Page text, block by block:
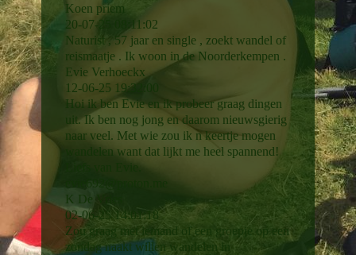
Koen priem
20-07-25
08:11:02
Naturist , 57 jaar en single , zoekt wandel of
reismaatje . Ik woon in de Noorderkempen .
Evie Verhoeckx
12-06-25 19:32:00
Hoi ik ben Evie en ik probeer graag dingen
uit. Ik ben nog jong en daarom nieuwsgierig
naar veel. Met wie zou ik n keertje mogen
wandelen want dat lijkt me heel spannend!
Liefs van Evie.
evie692@proton.me
K De Vries
02-06-25 14:01:18
Zou graag met iemand of een groepje op een
zondag naakt willen wandelen in